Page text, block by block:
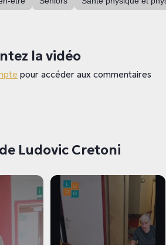
la vidéo
pour accéder aux commentaires
Ludovic Cretoni